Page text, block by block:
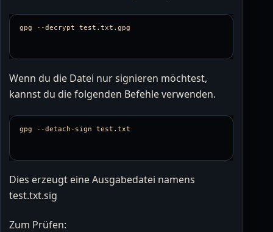
gpg --decrypt
Wenn du die Datei nur signieren möchtest,
kannst du die folgenden Befehle verwenden.
gpg --detach-sign
Dies erzeugt eine Ausgabedatei namens
test.txt.sig
Zum Prüfen: